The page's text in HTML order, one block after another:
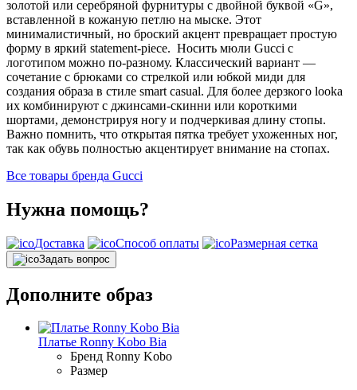
золотой или серебряной фурнитуры с двойной буквой «G»,
вставленной в кожаную петлю на мыске. Этот
минималистичный, но броский акцент превращает простую
форму в яркий statement-piece. Носить мюли Gucci с
логотипом можно по-разному. Классический вариант —
сочетание с брюками со стрелкой или юбкой миди для
создания образа в стиле smart casual. Для более дерзкого looka
их комбинируют с джинсами-скинни или короткими
шортами, демонстрируя ногу и подчеркивая длину стопы.
Важно помнить, что открытая пятка требует ухоженных ног,
так как обувь полностью акцентирует внимание на стопах.
Все товары бренда Gucci
Нужна помощь?
Доставка Способ оплаты Размерная сетка
Задать вопрос
Дополните образ
Платье Ronny Kobo Bia
Бренд Ronny Kobo
Размер